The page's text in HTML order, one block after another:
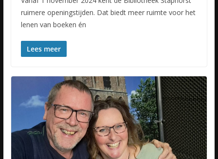
ruimere openingstijden. Dat biedt meer ruimte voor het
lenen van boeken én
Lees meer